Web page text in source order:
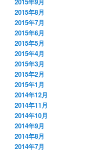
2015年9月
2015年8月
2015年7月
2015年6月
2015年5月
2015年4月
2015年3月
2015年2月
2015年1月
2014年12月
2014年11月
2014年10月
2014年9月
2014年8月
2014年7月